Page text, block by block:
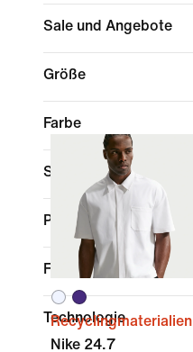
Sale und Angebote
Größe
Farbe
Sport
Passform
Funktionen
Technologie
Recyclingmaterialien
Nike 24.7